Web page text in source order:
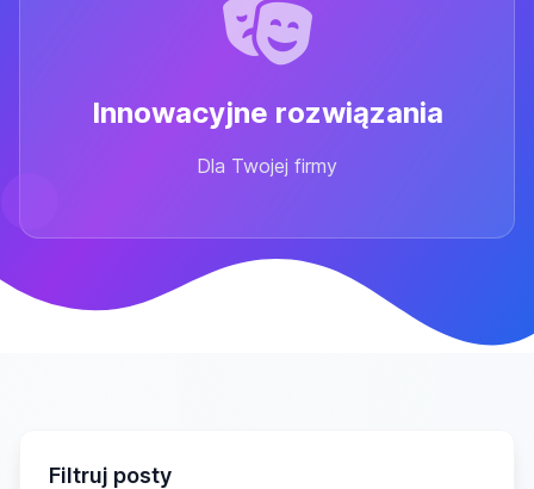
Innowacyjne rozwiązania
Dla Twojej firmy
Filtruj posty